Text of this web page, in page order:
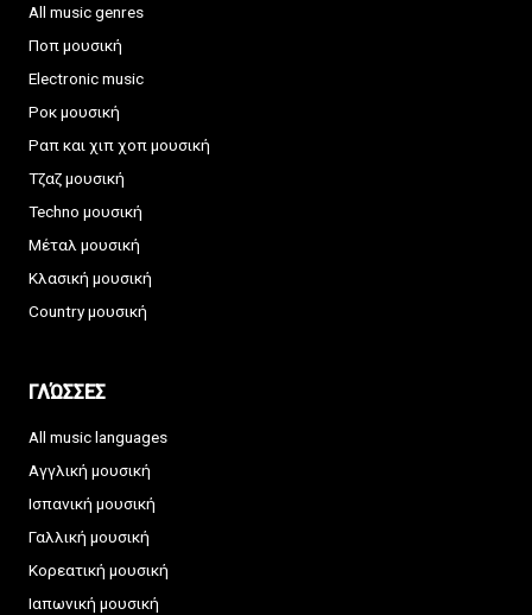
All music genres
Ποπ μουσική
Electronic music
Ροκ μουσική
Ραπ και χιπ χοπ μουσική
Τζαζ μουσική
Techno μουσική
Μέταλ μουσική
Κλασική μουσική
Country μουσική
ΓΛΏΣΣΕΣ
All music languages
Αγγλική μουσική
Ισπανική μουσική
Γαλλική μουσική
Κορεατική μουσική
Ιαπωνική μουσική